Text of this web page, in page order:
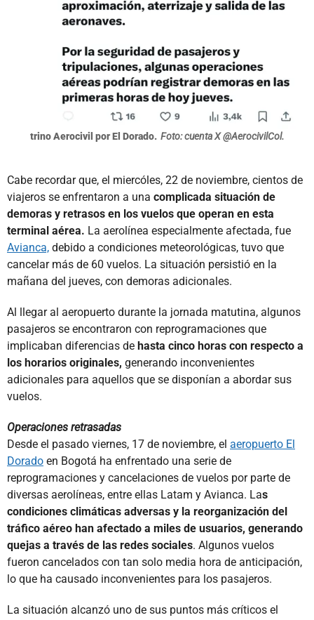
trino Aerocivil por El Dorado. Foto: cuenta X @AerocivilCol.
Cabe recordar que, el miercóles, 22 de noviembre, cientos de
viajeros se enfrentaron a una complicada situación de
demoras y retrasos en los vuelos que operan en esta
terminal aérea. La aerolínea especialmente afectada, fue
Avianca, debido a condiciones meteorológicas, tuvo que
cancelar más de 60 vuelos. La situación persistió en la
mañana del jueves, con demoras adicionales.
Al llegar al aeropuerto durante la jornada matutina, algunos
pasajeros se encontraron con reprogramaciones que
implicaban diferencias de hasta cinco horas con respecto a
los horarios originales, generando inconvenientes
adicionales para aquellos que se disponían a abordar sus
vuelos.
Operaciones retrasadas
Desde el pasado viernes, 17 de noviembre, el aeropuerto El
Dorado en Bogotá ha enfrentado una serie de
reprogramaciones y cancelaciones de vuelos por parte de
diversas aerolíneas, entre ellas Latam y Avianca. Las
condiciones climáticas adversas y la reorganización del
tráfico aéreo han afectado a miles de usuarios, generando
quejas a través de las redes sociales. Algunos vuelos
fueron cancelados con tan solo media hora de anticipación,
lo que ha causado inconvenientes para los pasajeros.
La situación alcanzó uno de sus puntos más críticos el